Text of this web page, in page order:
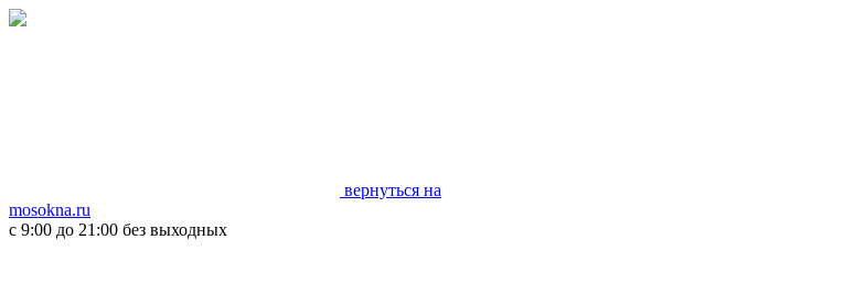
вернуться на
mosokna.ru
с 9:00 до 21:00 без выходных